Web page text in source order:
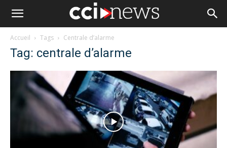
Accueil Tags Centrale d’alarme
Tag: centrale d’alarme